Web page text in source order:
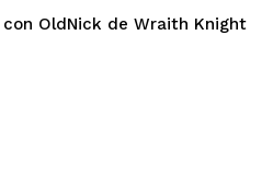
con OldNick de Wraith Knight